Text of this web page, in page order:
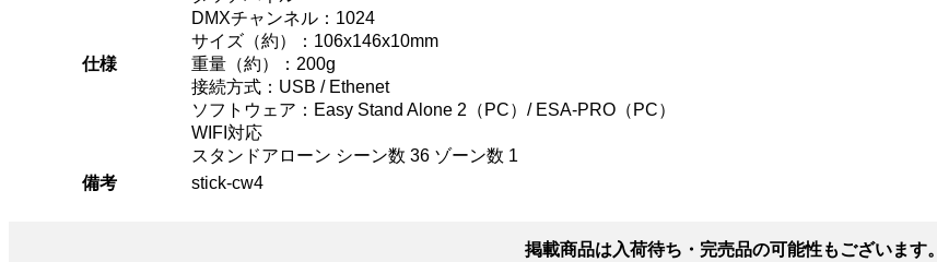
仕様
DMXチャンネル：1024
サイズ（約）：106x146x10mm
重量（約）：200g
接続方式：USB / Ethenet
ソフトウェア：Easy Stand Alone 2（PC）/ ESA-PRO（PC）
WIFI対応
スタンドアローン シーン数 36 ゾーン数 1
備考
stick-cw4
掲載商品は入荷待ち・完売品の可能性もございます。